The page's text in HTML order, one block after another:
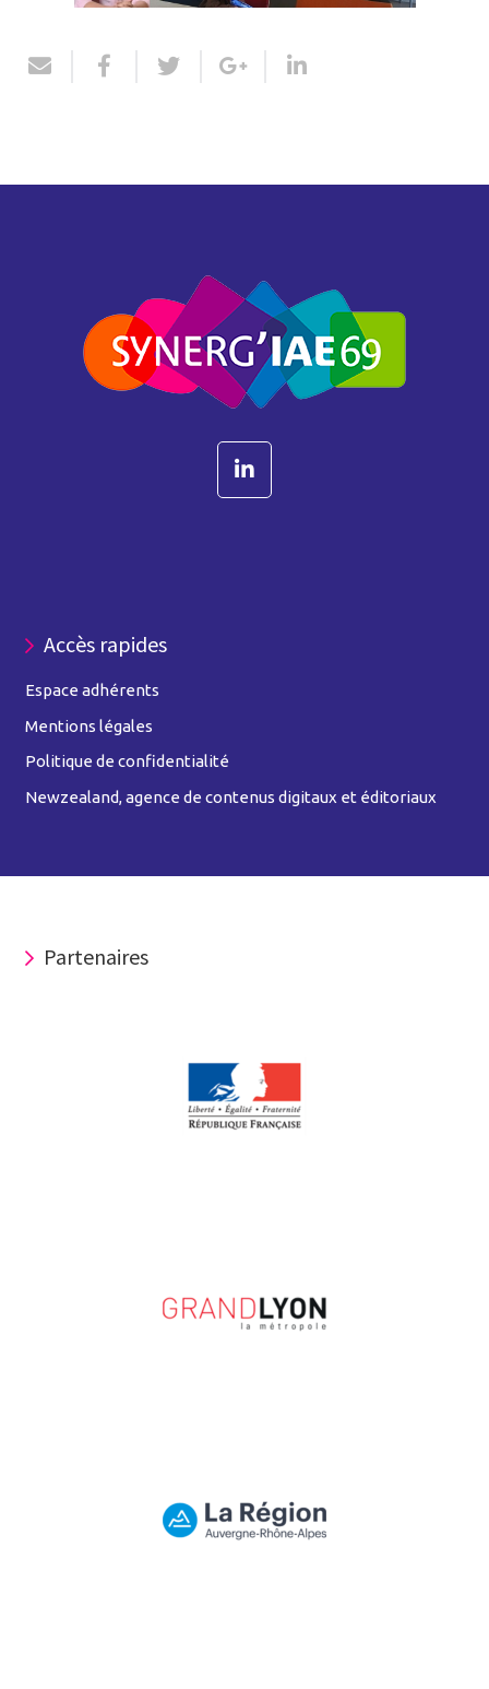
Accès rapides
Espace adhérents
Mentions légales
Politique de confidentialité
Newzealand, agence de contenus digitaux et éditoriaux
Partenaires